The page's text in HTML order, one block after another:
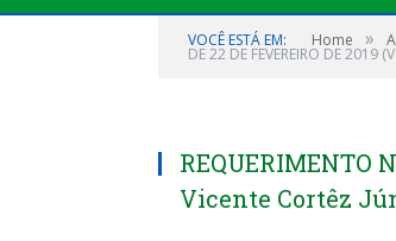
VOCÊ ESTÁ EM: Home »
DE 22 DE FEVEREIRO DE
REQUERIMENTO
Vicente Cortêz